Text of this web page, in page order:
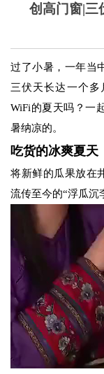
创高门窗|三
过了小暑，一年当
三伏天长达一个
WiFi的夏天吗？一
暑纳凉的。
吃货的冰爽夏天
将新鲜的瓜果放在
流传至今的“浮瓜沉